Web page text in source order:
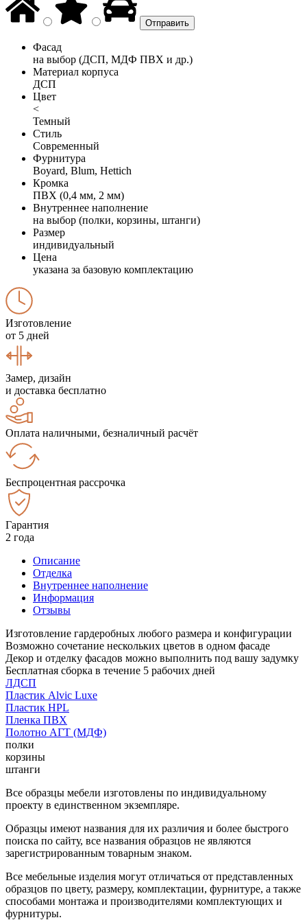
Фасад
на выбор (ДСП, МДФ ПВХ и др.)
Материал корпуса
ДСП
Цвет
<
Темный
Стиль
Современный
Фурнитура
Boyard, Blum, Hettich
Кромка
ПВХ (0,4 мм, 2 мм)
Внутреннее наполнение
на выбор (полки, корзины, штанги)
Размер
индивидуальный
Цена
указана за базовую комплектацию
Изготовление
от 5 дней
Замер, дизайн
и доставка бесплатно
Оплата наличными, безналичный расчёт
Беспроцентная рассрочка
Гарантия
2 года
Описание
Отделка
Внутреннее наполнение
Информация
Отзывы
Изготовление гардеробных любого размера и конфигурации
Возможно сочетание нескольких цветов в одном фасаде
Декор и отделку фасадов можно выполнить под вашу задумку
Бесплатная сборка в течение 5 рабочих дней
ЛДСП
Пластик Alvic Luxe
Пластик HPL
Пленка ПВХ
Полотно АГТ (МДФ)
полки
корзины
штанги
Все образцы мебели изготовлены по индивидуальному
проекту в единственном экземпляре.
Образцы имеют названия для их различия и более быстрого
поиска по сайту, все названия образцов не являются
зарегистрированным товарным знаком.
Все мебельные изделия могут отличаться от представленных
образцов по цвету, размеру, комплектации, фурнитуре, а также
способами монтажа и производителями комплектующих и
фурнитуры.